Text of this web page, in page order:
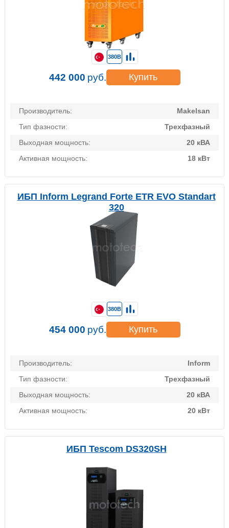
Производитель:
Makelsan
Тип фазности:
Трехфазный
Выходная мощность:
20 кВА
Активная мощность:
18 кВт
380В
442 000 руб. Купить
ИБП Inform Legrand Forte ETR EVO Standart
320
Производитель:
Inform
Тип фазности:
Трехфазный
Выходная мощность:
20 кВА
Активная мощность:
20 кВт
380В
454 000 руб. Купить
ИБП Tescom DS320SH